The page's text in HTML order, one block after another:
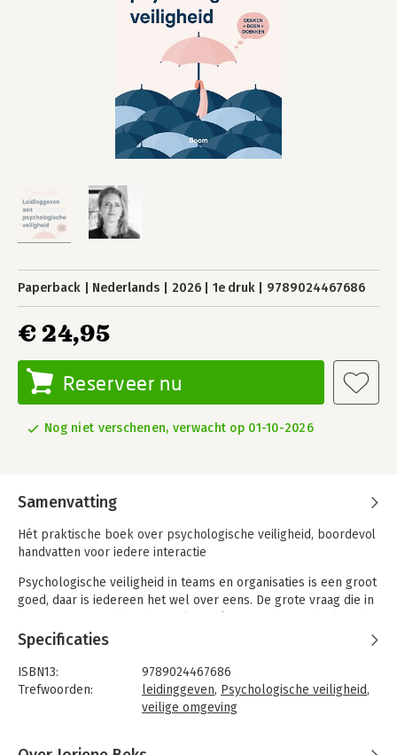
Paperback Nederlands 2026 1e druk 9789024467686
€ 24,95
Reserveer nu
Nog niet verschenen, verwacht op 01-10-2026
Samenvatting
Hét praktische boek over psychologische veiligheid, boordevol
handvatten voor iedere interactie
Psychologische veiligheid in teams en organisaties is een groot
goed, daar is iedereen het wel over eens. De grote vraag die in
veiligheid verlangt, maar wel hóe je die veiligheid tot stand
brengt. Dit boek geeft daar doelgericht antwoord op. Met
behulp van concrete handvatten realiseer je psychologische
veiligheid – stap voor stap.
de grootst mogelijke kleine stap per keer
Specificaties
ISBN13:
9789024467686
Trefwoorden:
leidinggeven, Psychologische veiligheid,
veilige omgeving